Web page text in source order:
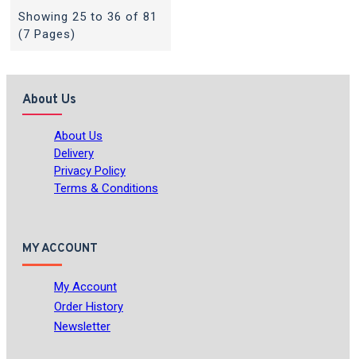
Showing 25 to 36 of 81
(7 Pages)
About Us
About Us
Delivery
Privacy Policy
Terms & Conditions
MY ACCOUNT
My Account
Order History
Newsletter